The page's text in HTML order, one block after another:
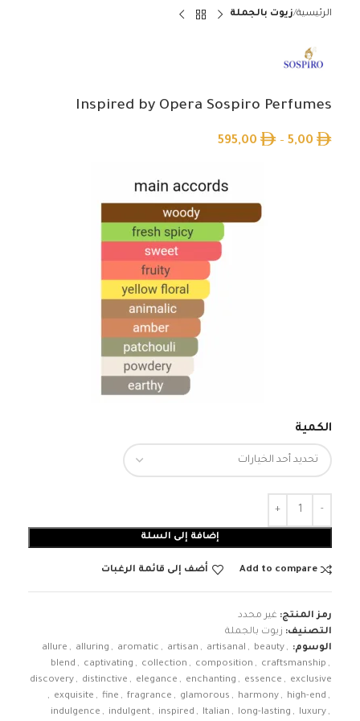
الرئيسية زيوت بالجملة
Inspired by Opera Sospiro Perfumes
5,00
–
595,00
الكمية
إضافة إلى السلة
Add to compare أضف إلى قائمة الرغبات
رمز المنتج: غير محدد
التصنيف: زيوت بالجملة
الوسوم:
allure , alluring , aromatic , artisan , artisanal , beauty ,
blend , captivating , collection , composition , craftsmanship ,
discovery , distinctive , elegance , enchanting , essence , exclusive
, exquisite , fine , fragrance , glamorous , harmony , high-end ,
indulgence , indulgent , inspired , Italian , long-lasting , luxury ,